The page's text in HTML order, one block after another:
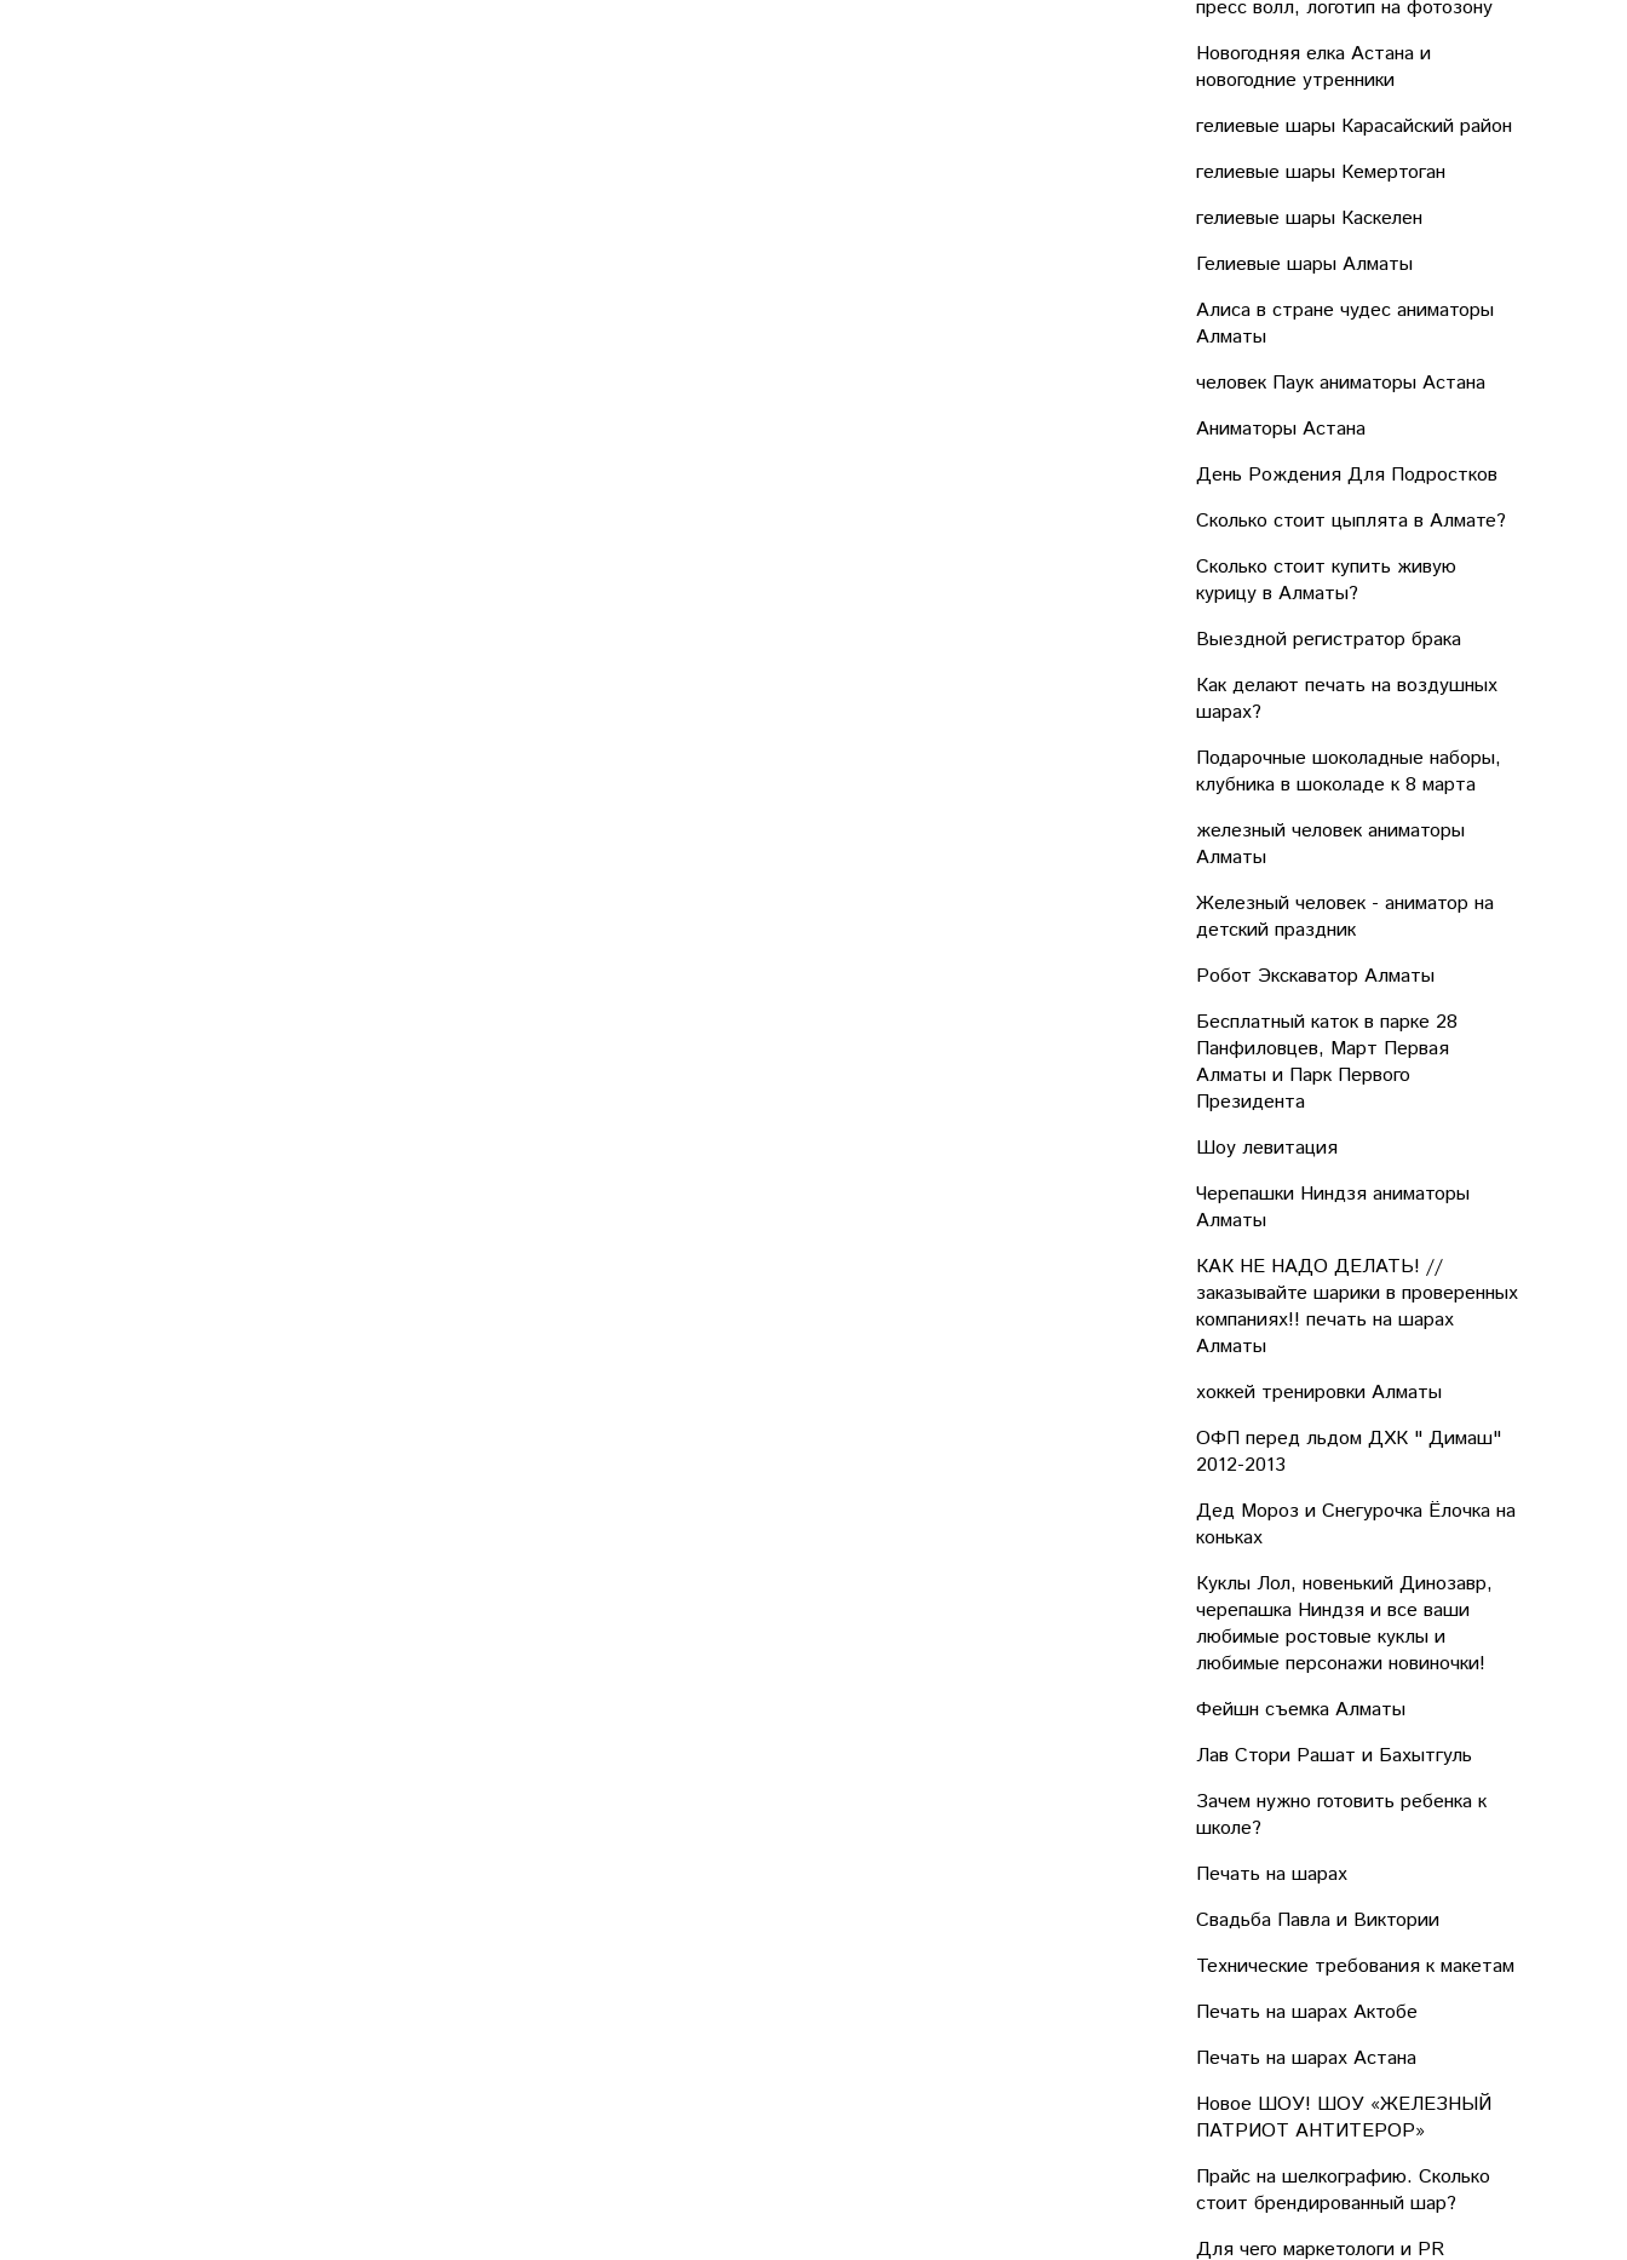
пресс волл, логотип на фотозону
Новогодняя елка Астана и
новогодние утренники
гелиевые шары Карасайский район
гелиевые шары Кемертоган
гелиевые шары Каскелен
Гелиевые шары Алматы
Алиса в стране чудес аниматоры
Алматы
человек Паук аниматоры Астана
Аниматоры Астана
День Рождения Для Подростков
Сколько стоит цыплята в Алмате?
Сколько стоит купить живую
курицу в Алматы?
Выездной регистратор брака
Как делают печать на воздушных
шарах?
Подарочные шоколадные наборы,
клубника в шоколаде к 8 марта
железный человек аниматоры
Алматы
Железный человек - аниматор на
детский праздник
Робот Экскаватор Алматы
Бесплатный каток в парке 28
Панфиловцев, Март Первая
Алматы и Парк Первого
Президента
Шоу левитация
Черепашки Ниндзя аниматоры
Алматы
КАК НЕ НАДО ДЕЛАТЬ! //
заказывайте шарики в проверенных
компаниях!! печать на шарах
Алматы
хоккей тренировки Aлматы
ОФП перед льдом ДХК " Димаш"
2012-2013
Дед Мороз и Снегурочка Ёлочка на
коньках
Куклы Лол, новенький Динозавр,
черепашка Ниндзя и все ваши
любимые ростовые куклы и
любимые персонажи новиночки!
Фейшн съемка Алматы
Лав Стори Рашат и Бахытгуль
Зачем нужно готовить ребенка к
школе?
Печать на шарах
Свадьба Павла и Виктории
Технические требования к макетам
Печать на шарах Актобе
Печать на шарах Астана
Новое ШОУ! ШОУ «ЖЕЛЕЗНЫЙ
ПАТРИОТ АНТИТЕРОР»
Прайс на шелкографию. Сколько
стоит брендированный шар?
Для чего маркетологи и PR